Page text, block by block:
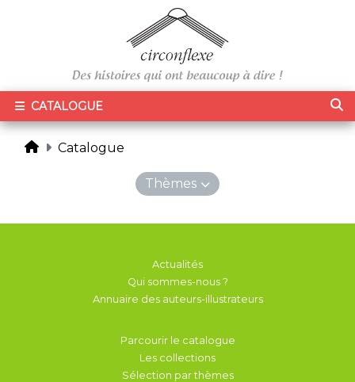
CATALOGUE
Catalogue
Thèmes
Actualités
Qui sommes-nous ?
Annuaire des auteurs-illustrateurs
Parcourir le catalogue
Les collections
Sélection par thèmes